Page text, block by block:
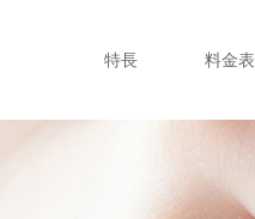
特長 料金表